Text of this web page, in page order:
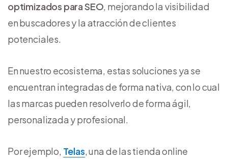
optimizados para SEO, mejorando la visibilidad
en buscadores y la atracción de clientes
potenciales.
En nuestro ecosistema, estas soluciones ya se
encuentran integradas de forma nativa, con lo cual
las marcas pueden resolverlo de forma ágil,
personalizada y profesional.
Por ejemplo, Telas, una de las tienda online